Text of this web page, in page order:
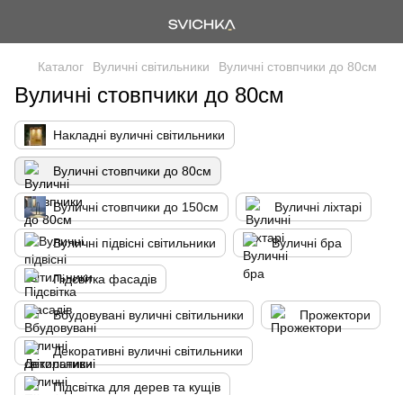
Каталог Вуличні світильники Вуличні стовпчики до 80см
Вуличні стовпчики до 80см
Накладні вуличні світильники
Вуличні стовпчики до 80см
Вуличні стовпчики до 150см Вуличні ліхтарі
Вуличні підвісні світильники Вуличні бра
Підсвітка фасадів
Вбудовувані вуличні світильники Прожектори
Декоративні вуличні світильники
Підсвітка для дерев та кущів